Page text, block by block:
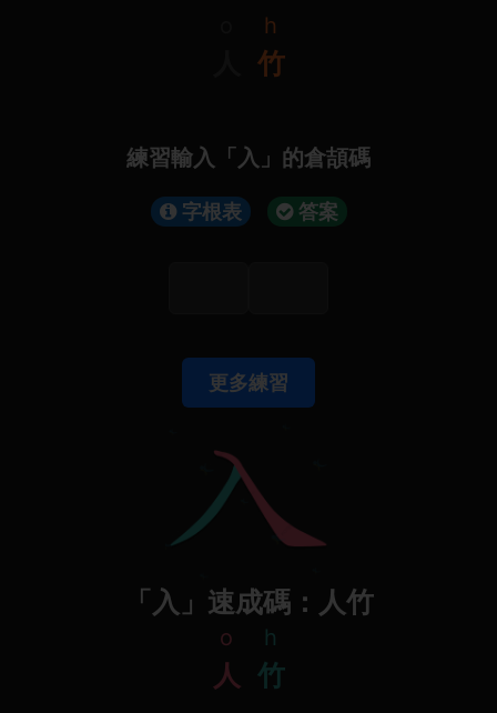
h
竹
練習輸入「入」的倉頡碼
字根表 答案
更多練習
「入」速成碼：人竹
o
人
h
竹